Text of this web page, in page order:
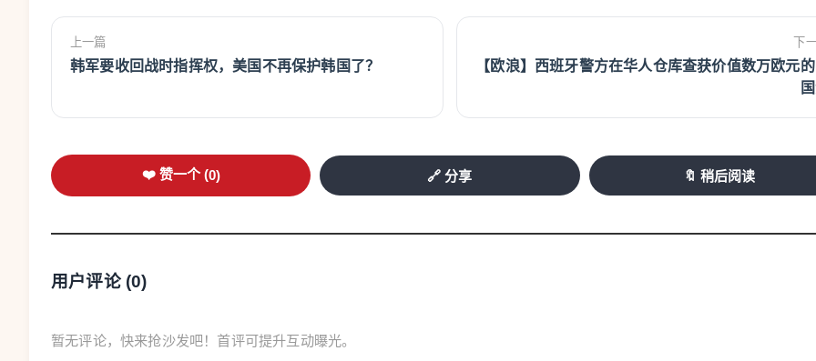
上一篇
韩军要收回战时指挥权，美国不再保护韩国了？
下
【欧浪】西班牙警方在华人仓库查获价值数万欧元
❤️ 赞一个 (0) 🔗 分享 🔖 稍后阅读
用户评论 (0)
暂无评论，快来抢沙发吧！首评可提升互动曝光。